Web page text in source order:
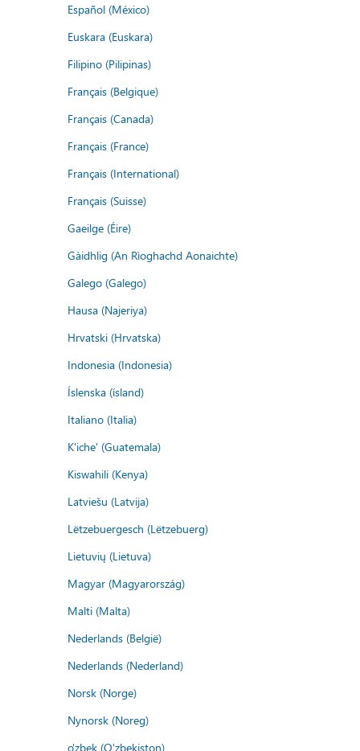
Español (México)
Euskara (Euskara)
Filipino (Pilipinas)
Français (Belgique)
Français (Canada)
Français (France)
Français (International)
Français (Suisse)
Gaeilge (Éire)
Gàidhlig (An Rìoghachd Aonaichte)
Galego (Galego)
Hausa (Najeriya)
Hrvatski (Hrvatska)
Indonesia (Indonesia)
Íslenska (ísland)
Italiano (Italia)
K'iche' (Guatemala)
Kiswahili (Kenya)
Latviešu (Latvija)
Lëtzebuergesch (Lëtzebuerg)
Lietuvių (Lietuva)
Magyar (Magyarország)
Malti (Malta)
Nederlands (België)
Nederlands (Nederland)
Norsk (Norge)
Nynorsk (Noreg)
o'zbek (O'zbekiston)